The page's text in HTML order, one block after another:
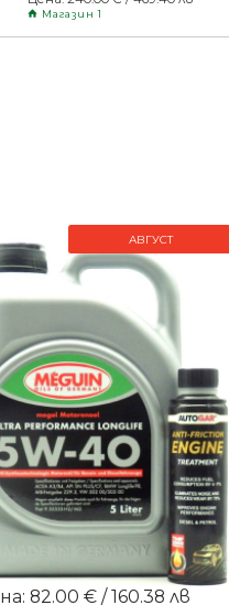
Магазин 1
АВГУСТ
82.00 € / 160.38 лв